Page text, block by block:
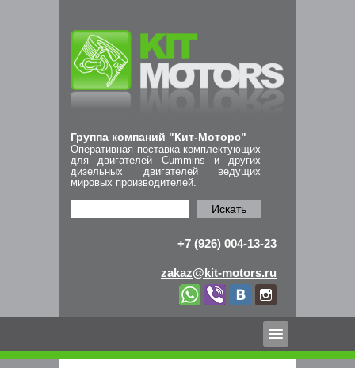
Группа компаний "Кит-Моторс"
Оперативная поставка комплектующих
для двигателей Cummins и других
дизельных двигателей ведущих
мировых производителей.
Искать
+7 (926) 004-13-23
zakaz@kit-motors.ru